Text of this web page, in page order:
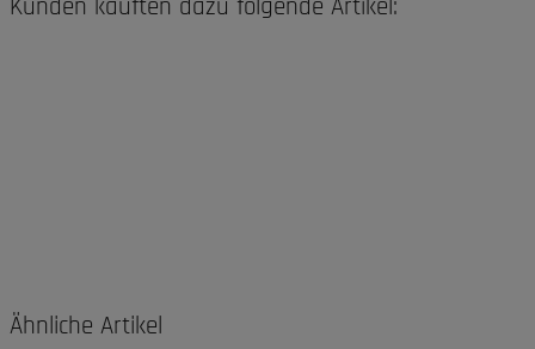
Kunden kauften dazu folgende Artikel:
Ähnliche Artikel